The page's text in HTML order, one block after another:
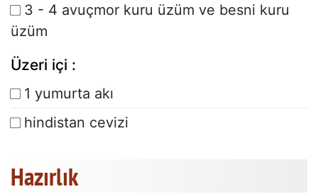
3 - 4 avuçmor kuru üzüm ve besni kuru
üzüm
Üzeri içi :
1 yumurta akı
hindistan cevizi
Hazırlık